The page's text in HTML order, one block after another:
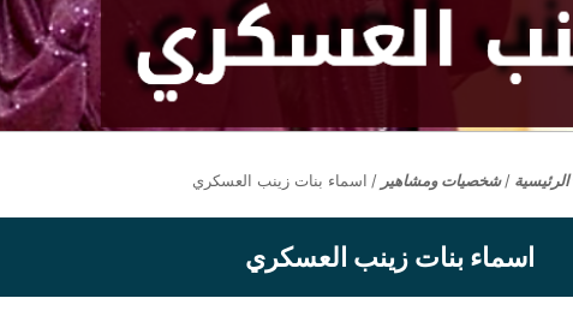
الرئيسية / شخصيات ومشاهير / اسماء بنات زينب العسكري
اسماء بنات زينب العسكري